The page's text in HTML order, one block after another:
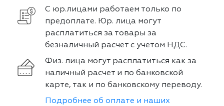
С юр.лицами работаем только по
предоплате. Юр. лица могут
расплатиться за товары за
безналичный расчет с учетом НДС.
Физ. лица могут расплатиться как за
наличный расчет и по банковской
карте, так и по банковскому переводу.
Подробнее об оплате и наших